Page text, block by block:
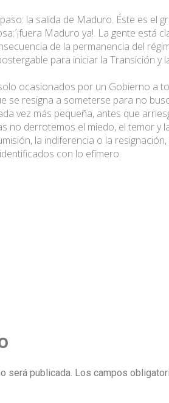
la salida de Maduro. Éste es el
Maduro ya!. La gente está
de la permanencia del
para iniciar la Transición y
ocasionados por un Gobierno a
se resigna a someterse para no
vez más pequeña, antes que
no derrotemos el miedo, el temor y
la indiferencia o la
con lo efímero.
será publicada. Los campos